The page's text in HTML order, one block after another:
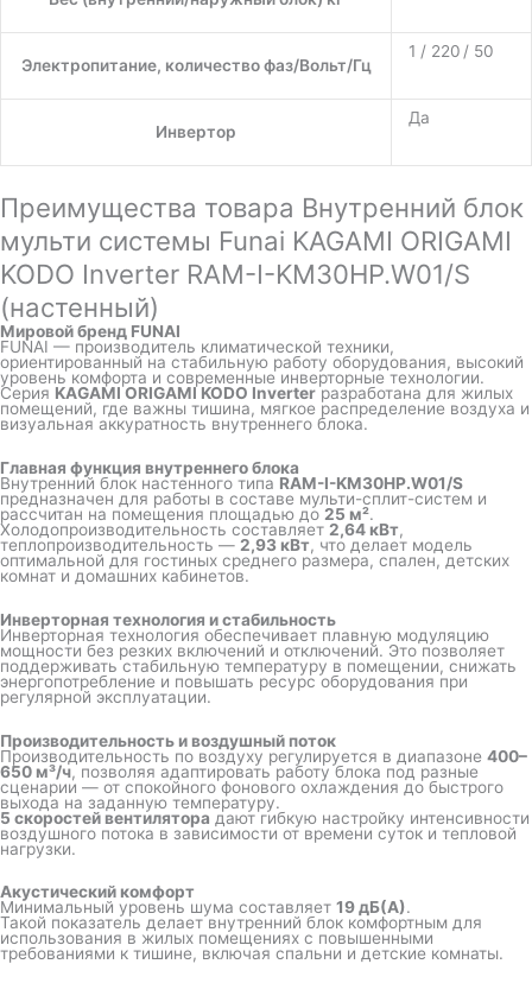
Электропитание, количество фаз/Вольт/Гц
1 / 220 / 50
Инвертор
Да
Преимущества товара Внутренний блок
мульти системы Funai KAGAMI ORIGAMI
KODO Inverter RAM-I-KM30HP.W01/S
(настенный)
Мировой бренд FUNAI
FUNAI — производитель климатической техники,
ориентированный на стабильную работу оборудования, высокий
уровень комфорта и современные инверторные технологии.
Серия KAGAMI ORIGAMI KODO Inverterразработана для жилых
помещений, где важны тишина, мягкое распределение воздуха и
визуальная аккуратность внутреннего блока.
Главная функция внутреннего блока
Внутренний блок настенного типа RAM-I-KM30HP.W01/S
предназначен для работы в составе мульти-сплит-систем и
рассчитан на помещения площадью до 25 м².
Холодопроизводительность составляет 2,64 кВт,
теплопроизводительность — 2,93 кВт, что делает модель
оптимальной для гостиных среднего размера, спален, детских
комнат и домашних кабинетов.
Инверторная технология и стабильность
Инверторная технология обеспечивает плавную модуляцию
мощности без резких включений и отключений. Это позволяет
поддерживать стабильную температуру в помещении, снижать
энергопотребление и повышать ресурс оборудования при
регулярной эксплуатации.
Производительность и воздушный поток
Производительность по воздуху регулируется в диапазоне 400–
650 м³/ч, позволяя адаптировать работу блока под разные
сценарии — от спокойного фонового охлаждения до быстрого
выхода на заданную температуру.
5 скоростей вентилятора дают гибкую настройку интенсивности
воздушного потока в зависимости от времени суток и тепловой
нагрузки.
Акустический комфорт
Минимальный уровень шума составляет 19 дБ(А).
Такой показатель делает внутренний блок комфортным для
использования в жилых помещениях с повышенными
требованиями к тишине, включая спальни и детские комнаты.